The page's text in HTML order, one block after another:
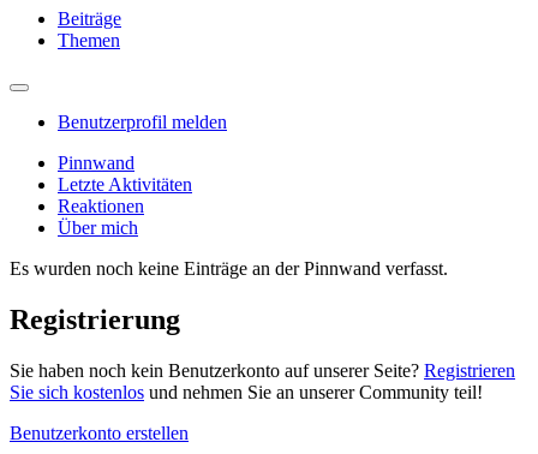
Beiträge
Themen
Benutzerprofil melden
Pinnwand
Letzte Aktivitäten
Reaktionen
Über mich
Es wurden noch keine Einträge an der Pinnwand verfasst.
Registrierung
Sie haben noch kein Benutzerkonto auf unserer Seite? Registrieren
Sie sich kostenlos und nehmen Sie an unserer Community teil!
Benutzerkonto erstellen